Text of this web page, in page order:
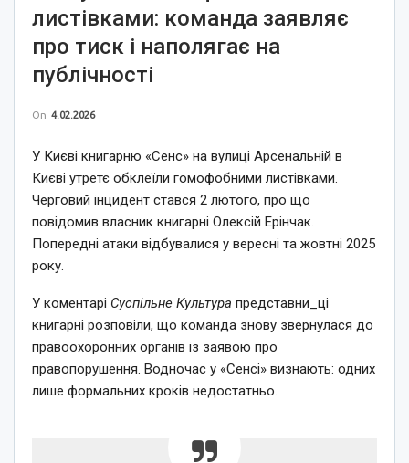
листівками: команда заявляє
про тиск і наполягає на
публічності
On 4.02.2026
У Києві книгарню «Сенс» на вулиці Арсенальній в
Києві утретє обклеїли гомофобними листівками.
Черговий інцидент стався 2 лютого, про що
повідомив власник книгарні Олексій Ерінчак.
Попередні атаки відбувалися у вересні та жовтні 2025
року.
У коментарі Суспільне Культура представни_ці
книгарні розповіли, що команда знову звернулася до
правоохоронних органів із заявою про
правопорушення. Водночас у «Сенсі» визнають: одних
лише формальних кроків недостатньо.